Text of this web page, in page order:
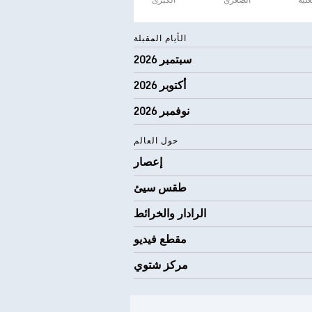
الأيام المقبلة
سبتمبر 2026
أكتوبر 2026
نوفمبر 2026
حول العالم
إعصار
طقس سيئ
الرادار والخرائط
مقطع فيديو
مركز شتوي